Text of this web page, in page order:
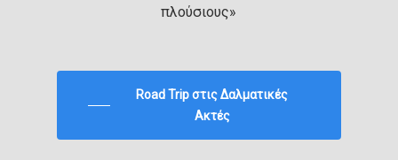
πλούσιους»
Road Trip στις Δαλματικές
Ακτές